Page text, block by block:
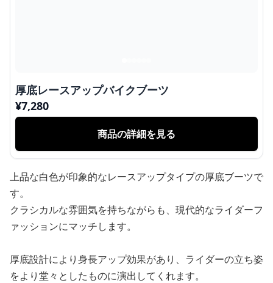
厚底レースアップバイクブーツ
¥7,280
商品の詳細を見る
上品な白色が印象的なレースアップタイプの厚底ブーツで
す。
クラシカルな雰囲気を持ちながらも、現代的なライダーフ
ァッションにマッチします。
厚底設計により身長アップ効果があり、ライダーの立ち姿
をより堂々としたものに演出してくれます。